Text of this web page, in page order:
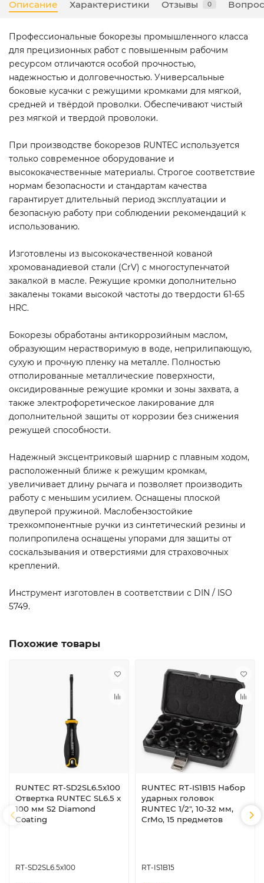
Описание Характеристики Отзывы 0
Профессиональные бокорезы промышленного класса
для прецизионных работ с повышенным рабочим
ресурсом отличаются особой прочностью,
надежностью и долговечностью. Универсальные
боковые кусачки с режущими кромками для мягкой,
средней и твёрдой проволки. Обеспечивают чистый
рез мягкой и твердой проволоки.
При производстве бокорезов RUNTEC используется
только современное оборудование и
высококачественные материалы. Строгое соответствие
нормам безопасности и стандартам качества
гарантирует длительный период эксплуатации и
безопасную работу при соблюдении рекомендаций к
использованию.
Изготовлены из высококачественной кованой
хромованадиевой стали (CrV) с многоступенчатой
закалкой в масле. Режущие кромки дополнительно
закалены токами высокой частоты до твердости 61-65
HRC.
Бокорезы обработаны антикоррозийным маслом,
образующим нерастворимую в воде, неприлипающую,
сухую и прочную пленку на металле. Полностью
отполированные металлические поверхности,
оксидированные режущие кромки и зоны захвата, а
также электрофоретическое лакирование для
дополнительной защиты от коррозии без снижения
режущей способности.
Надежный эксцентриковый шарнир с плавным ходом,
расположенный ближе к режущим кромкам,
увеличивает длину рычага и позволяет производить
работу с меньшим усилием. Оснащены плоской
двуперой пружиной. Маслобензостойкие
трехкомпонентные ручки из синтетический резины и
полипропилена оснащены упорами для защиты от
соскальзывания и отверстиями для страховочных
креплений.
Инструмент изготовлен в соответствии с DIN / ISO
5749.
Похожие товары
RUNTEC RT-SD2SL6.5x100
Отвертка RUNTEC SL6.5 x
100 мм S2 Diamond
Coating
RT-SD2SL6.5x100
RUNTEC RT-IS1B15 Набор
ударных головок
RUNTEC 1/2", 10-32 мм,
CrMo, 15 предметов
RT-IS1B15